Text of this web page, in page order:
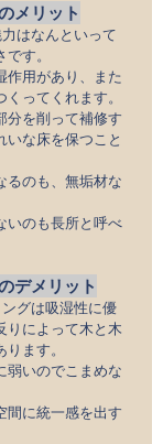
メリット
はなんといって
す。
作用があり、また
ってくれます。
分を削って補修す
な床を保つこと
るのも、無垢材な
いのも長所と呼べ
デメリット
グは吸湿性に優
りによって木と木
ます。
弱いのでこまめな
間に統一感を出す